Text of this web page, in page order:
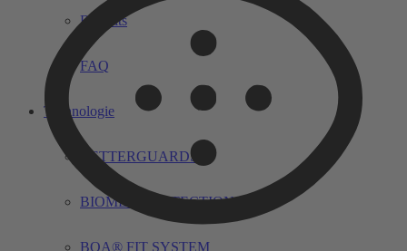
Benefits
FAQ
Technologie
BETTERGUARDS
BIOMEX PROTECTION©
BOA® FIT SYSTEM